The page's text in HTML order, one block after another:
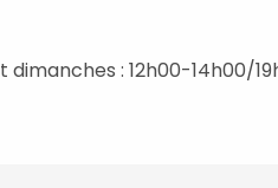
: 12h00-14h00/